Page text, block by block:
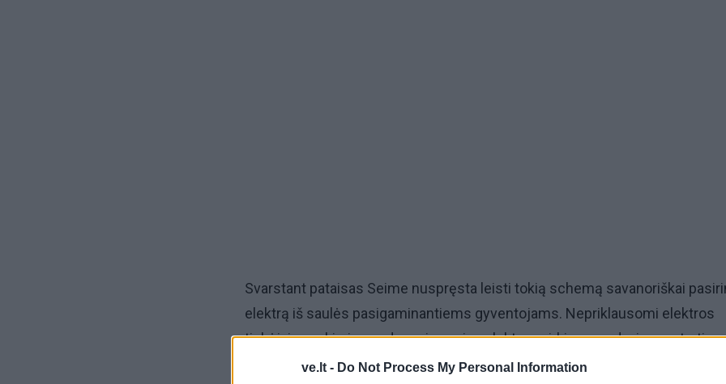
ve.lt - Do Not Process My Personal Information
Svarstant pataisas Seime nuspręsta leisti tokią schemą savanoriškai
elektrą iš saulės pasigaminantiems gyventojams. Nepriklausomi elektros
tiekėjai pagal ją jau sudaro pirmąsias elektros pirkimo-pardavimo sutartis.